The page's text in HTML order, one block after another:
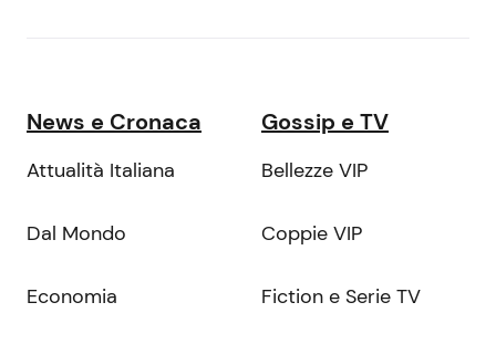
News e Cronaca
Attualità Italiana
Dal Mondo
Economia
Gossip e TV
Bellezze VIP
Coppie VIP
Fiction e Serie TV